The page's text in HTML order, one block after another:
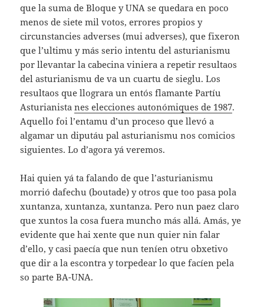
que la suma de Bloque y UNA se quedara en poco
menos de siete mil votos, errores propios y
circunstancies adverses (mui adverses), que fixeron
que l’ultimu y más serio intentu del asturianismu
por llevantar la cabecina viniera a repetir resultaos
del asturianismu de va un cuartu de sieglu. Los
resultaos que llograra un entós flamante Partíu
Asturianistanes elecciones autonómiques de 1987.
Aquello foi l’entamu d’un proceso que llevó a
algamar un diputáu pal asturianismu nos comicios
siguientes. Lo d’agora yá veremos.
Hai quien yá ta falando de que l’asturianismu
morrió dafechu (boutade) y otros que too pasa pola
xuntanza, xuntanza, xuntanza. Pero nun paez claro
que xuntos la cosa fuera muncho más allá. Amás, ye
evidente que hai xente que nun quier nin falar
d’ello, y casi paecía que nun teníen otru obxetivo
que dir a la escontra y torpedear lo que facíen pela
so parte BA-UNA.